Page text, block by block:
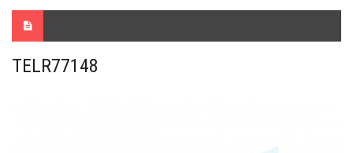
TELR77148